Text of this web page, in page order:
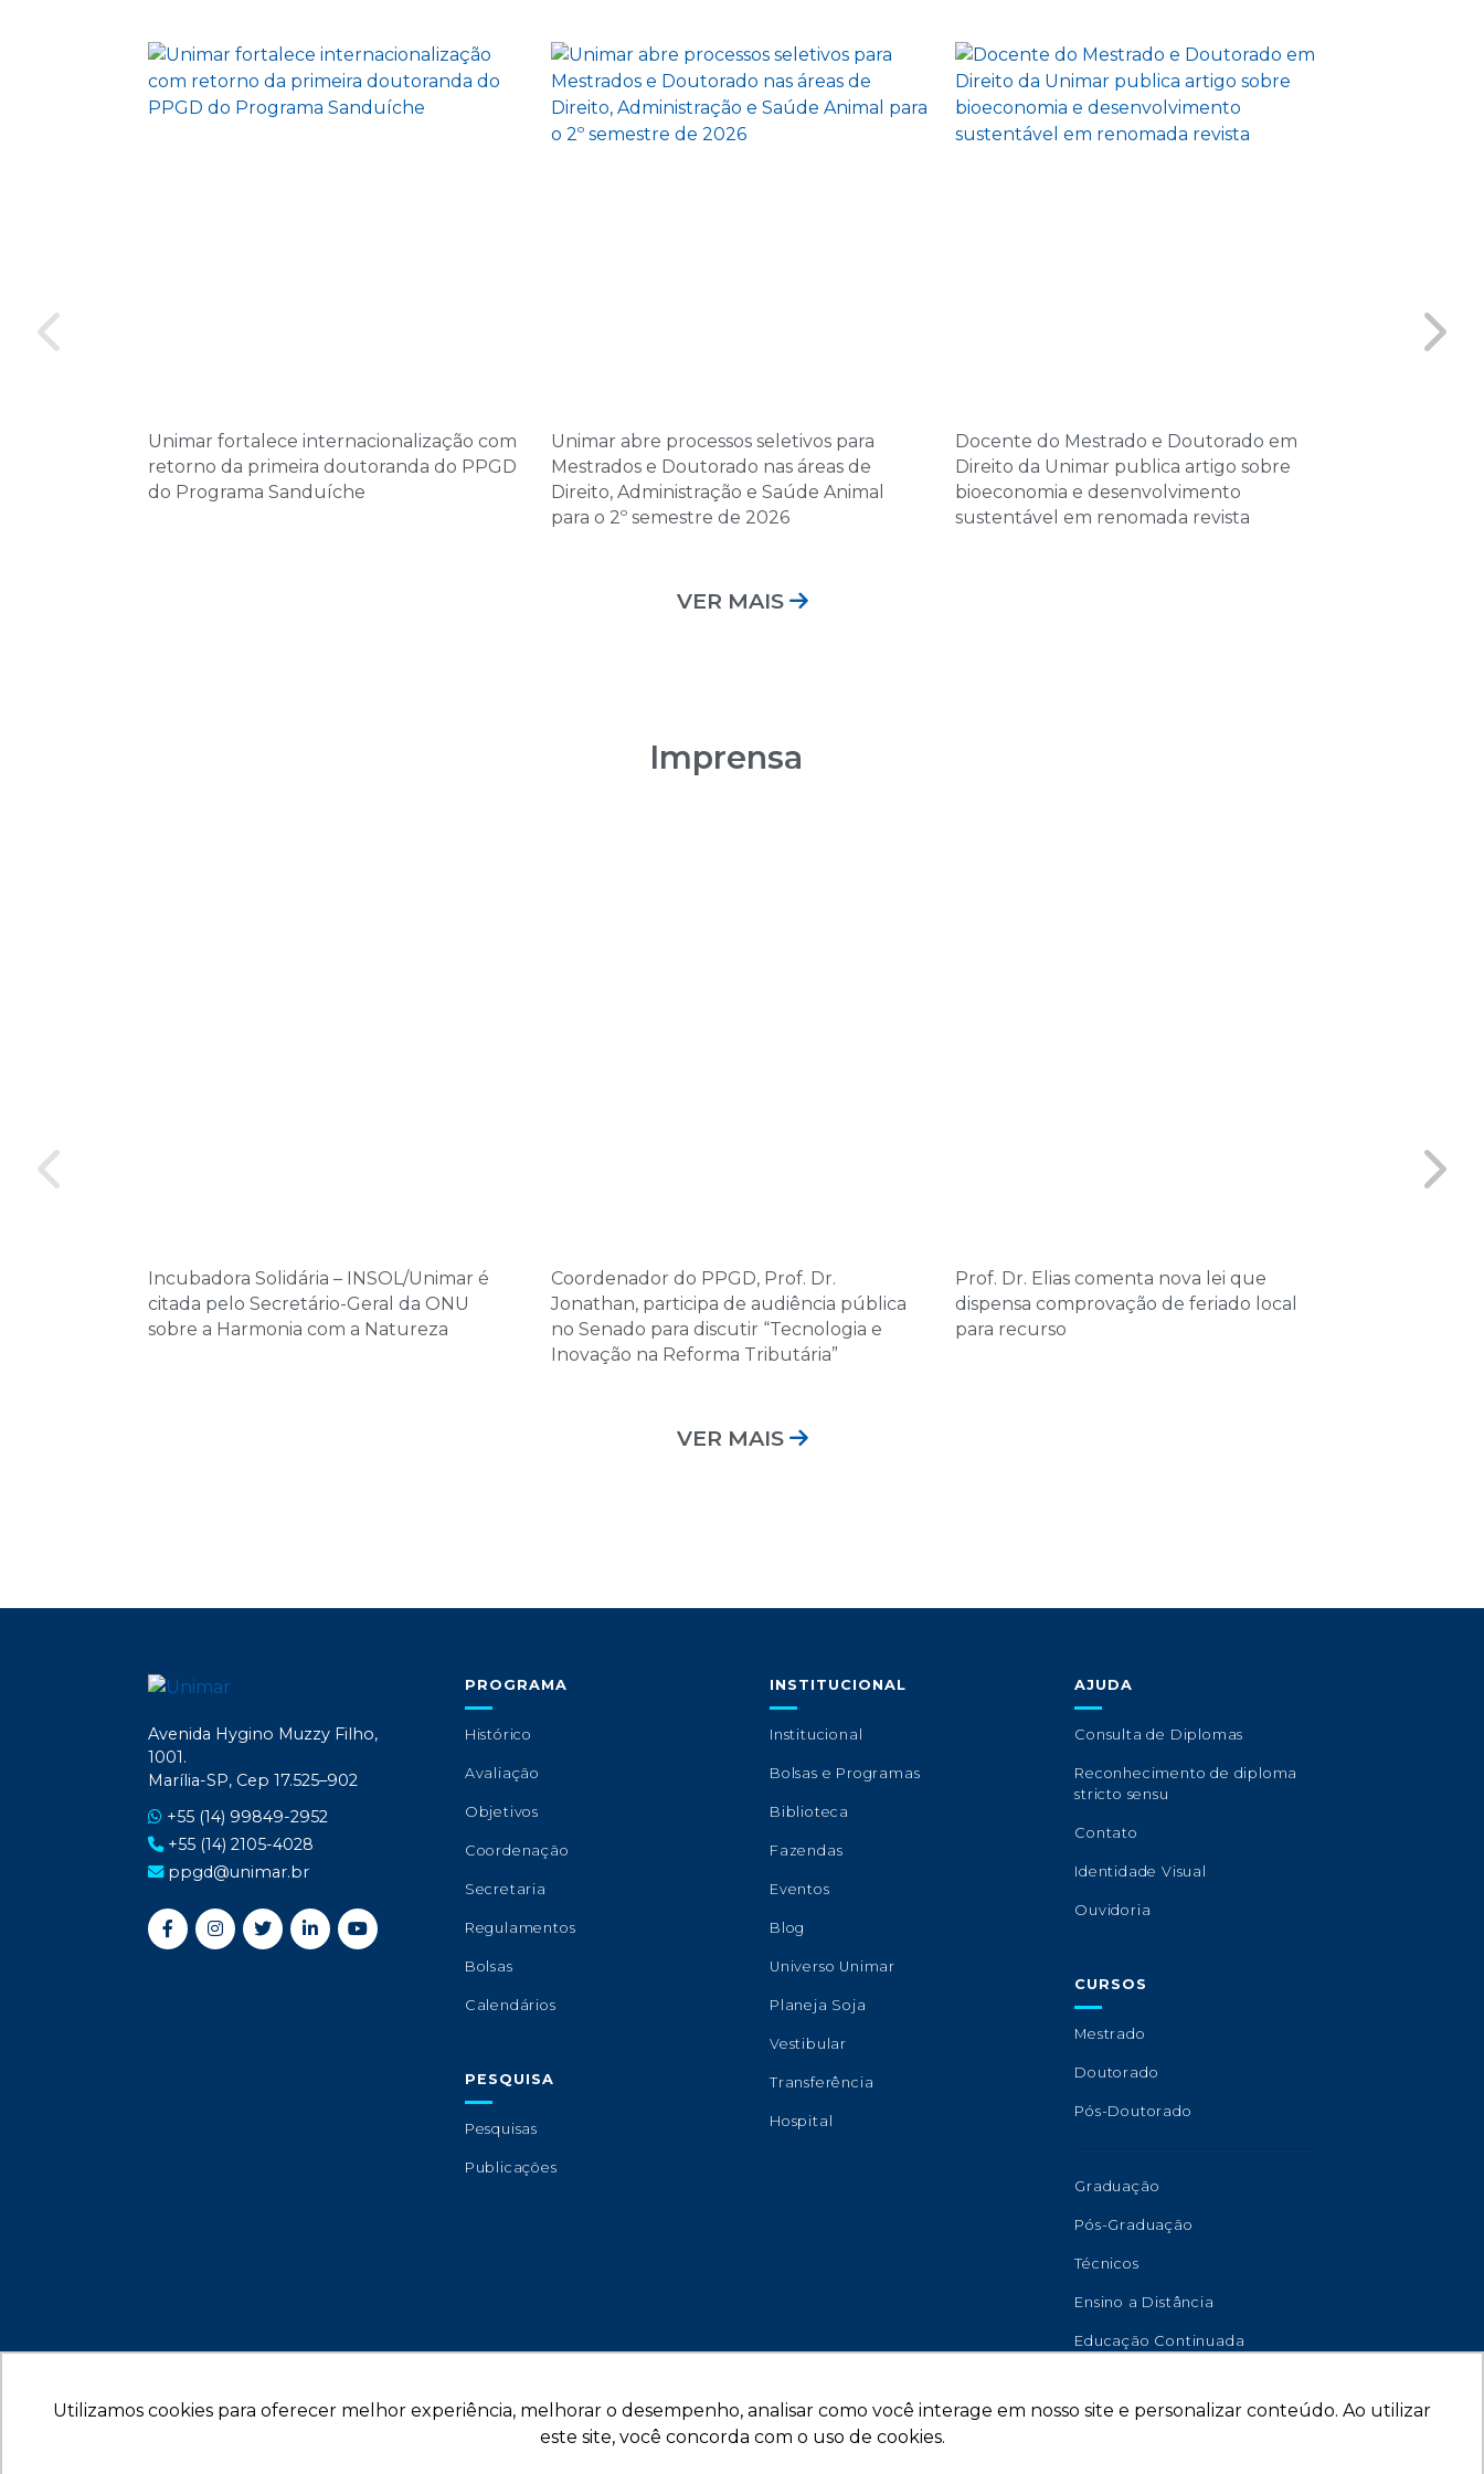
Utilizamos cookies para oferecer melhor experiência, melhorar o desempenho, analisar como você interage em nosso site e personalizar conteúdo. Ao utilizar
este site, você concorda com o uso de cookies.
5 de novembro de 2026
14:00 | Encontro Aulas
08:00 | Encontro Aulas
12 de dezembro de 2026
08:00 | Encontro Aulas
Unimar fortalece internacionalização com
retorno da primeira doutoranda do PPGD
do Programa Sanduíche
Unimar abre processos seletivos para
Mestrados e Doutorado nas áreas de
Direito, Administração e Saúde Animal
para o 2º semestre de 2026
Docente do Mestrado e Doutorado em
Direito da Unimar publica artigo sobre
bioeconomia e desenvolvimento
sustentável em renomada revista
VER MAIS
Imprensa
Incubadora Solidária – INSOL/Unimar é
citada pelo Secretário-Geral da ONU
sobre a Harmonia com a Natureza
Coordenador do PPGD, Prof. Dr.
Jonathan, participa de audiência pública
no Senado para discutir “Tecnologia e
Inovação na Reforma Tributária”
Prof. Dr. Elias comenta nova lei que
dispensa comprovação de feriado local
para recurso
VER MAIS
Avenida Hygino Muzzy Filho,
1001.
Marília-SP, Cep 17.525–902
+55 (14) 99849-2952
+55 (14) 2105-4028
ppgd@unimar.br
PROGRAMA
Histórico
Avaliação
Objetivos
Coordenação
Secretaria
Regulamentos
Bolsas
Calendários
PESQUISA
Pesquisas
Publicações
INSTITUCIONAL
Institucional
Bolsas e Programas
Biblioteca
Fazendas
Eventos
Blog
Universo Unimar
Planeja Soja
Vestibular
Transferência
Hospital
AJUDA
Consulta de Diplomas
Reconhecimento de diploma
stricto sensu
Contato
Identidade Visual
Ouvidoria
CURSOS
Mestrado
Doutorado
Pós-Doutorado
Graduação
Pós-Graduação
Técnicos
Ensino a Distância
Educação Continuada